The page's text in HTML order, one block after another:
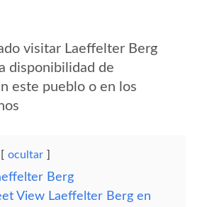
visitar Laeffelter Berg
disponibilidad de
este pueblo o en los
ocultar
Berg
View Laeffelter Berg en